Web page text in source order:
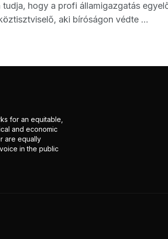
tudja, hogy a profi államigazgatás
aki bíróságon védte ...
for an equitable,
and economic
are equally
in the public